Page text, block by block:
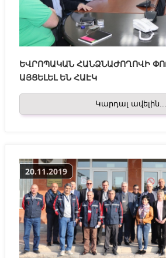
ԵՎՐՈՊԱԿԱՆ ՀԱՆՁՆԱԺՈՂՈՎԻ
ԱՅՑԵԼԵԼ ԵՆ ՀԱԷԿ
Կարդալ ավելին...
20.11.2019